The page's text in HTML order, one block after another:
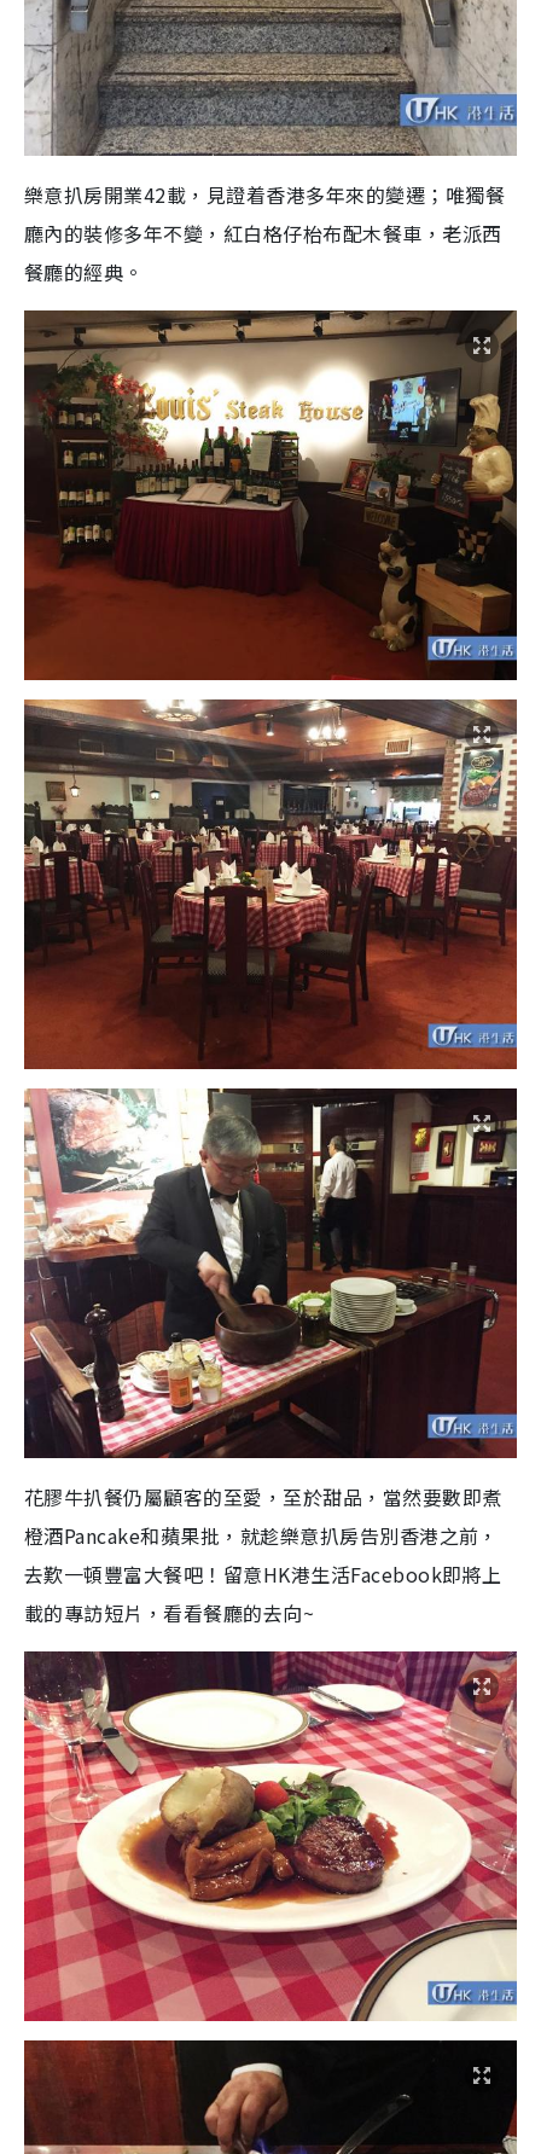
樂意扒房開業42載，見證着香港多年來的變遷；唯獨餐
廳內的裝修多年不變，紅白格仔枱布配木餐車，老派西
餐廳的經典。
花膠牛扒餐仍屬顧客的至愛，至於甜品，當然要數即煮
橙酒Pancake和蘋果批，就趁樂意扒房告別香港之前，
去歎一頓豐富大餐吧！留意HK港生活Facebook即將上
載的專訪短片，看看餐廳的去向~